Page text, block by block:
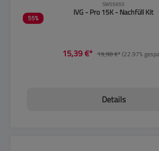
55%
SW55655
IVG - Pro 15K - Nachfüll Kit
15,39 €* 19,98 €*(22.97%
Details